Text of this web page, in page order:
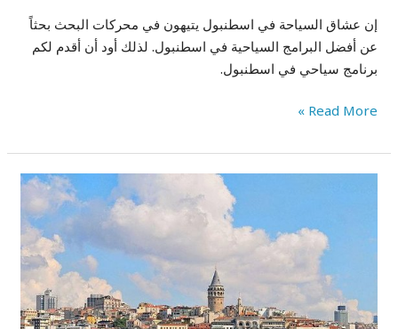
إن عشاق السياحة في اسطنبول يتيهون في محركات البحث بحثاً
عن أفضل البرامج السياحية في اسطنبول. لذلك أود أن أقدم لكم
برنامج سياحي في اسطنبول.
Read More »
اسطنبول
عشر
أيام